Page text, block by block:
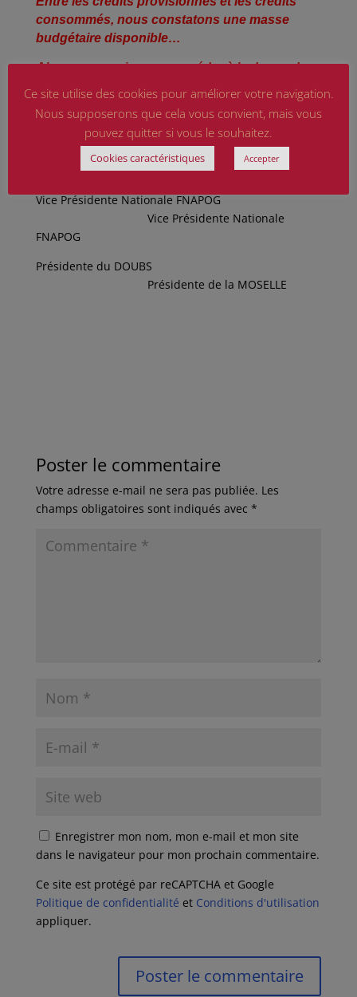
consommés, nous constatons une masse
budgétaire disponible…
Alors pourquoi ne pas accéder à la demande
de RÉPARATION formulée par LES
ORPHELINS ET LES PUPILLES DE LA
NATION. Ce serait une ambition nouvelle !
Christiane DORMOIS
Malou LORENZON
Vice Présidente Nationale FNAPOG
Vice Présidente Nationale
FNAPOG
Présidente du DOUBS
Présidente de la MOSELLE
Poster le commentaire
Votre adresse e-mail ne sera pas publiée. Les
champs obligatoires sont indiqués avec *
Enregistrer mon nom, mon e-mail et mon site
dans le navigateur pour mon prochain commentaire.
Ce site est protégé par reCAPTCHA et Google
Politique de confidentialité et Conditions d'utilisation
appliquer.
Ce site utilise des cookies pour améliorer votre navigation.
Nous supposerons que cela vous convient, mais vous
pouvez quitter si vous le souhaitez.
Cookies caractéristiques Accepter